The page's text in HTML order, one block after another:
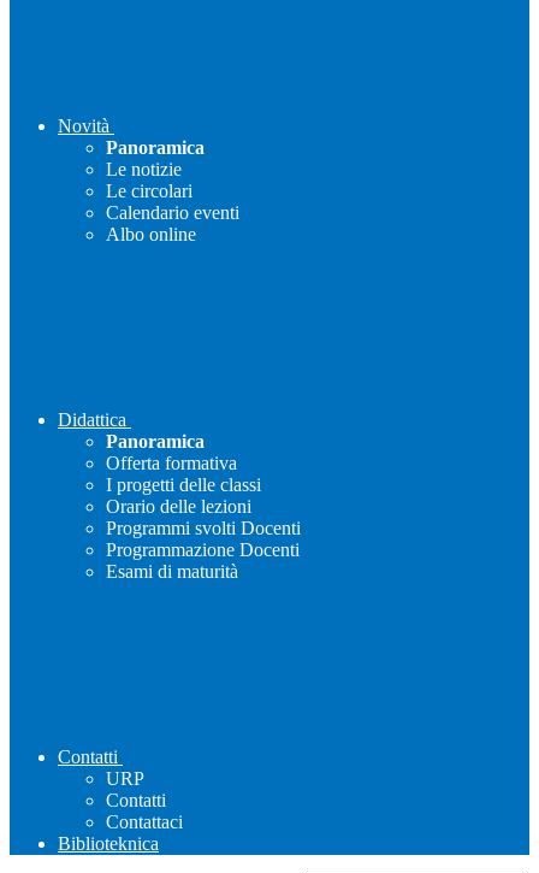
Novità
Panoramica
Le notizie
Le circolari
Calendario eventi
Albo online
Didattica
Panoramica
Offerta formativa
I progetti delle classi
Orario delle lezioni
Programmi svolti Docenti
Programmazione Docenti
Esami di maturità
Contatti
URP
Contatti
Contattaci
Biblioteknica